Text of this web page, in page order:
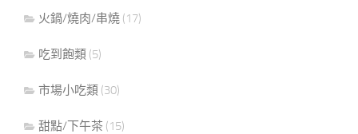
火鍋/燒肉/串燒 (17)
吃到飽類 (5)
市場小吃類 (30)
甜點/下午茶 (15)